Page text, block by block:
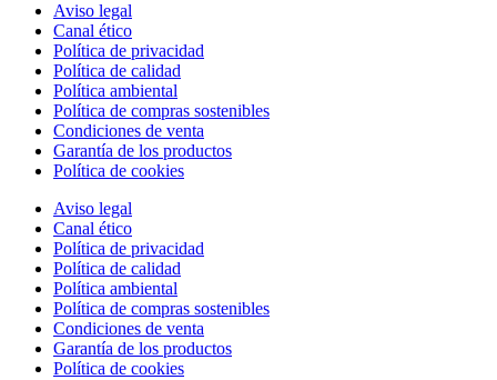
Aviso legal
Canal ético
Política de privacidad
Política de calidad
Política ambiental
Política de compras sostenibles
Condiciones de venta
Garantía de los productos
Política de cookies
Aviso legal
Canal ético
Política de privacidad
Política de calidad
Política ambiental
Política de compras sostenibles
Condiciones de venta
Garantía de los productos
Política de cookies